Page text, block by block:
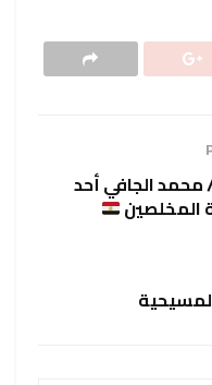
محمد الجافي أحد
المخلصين